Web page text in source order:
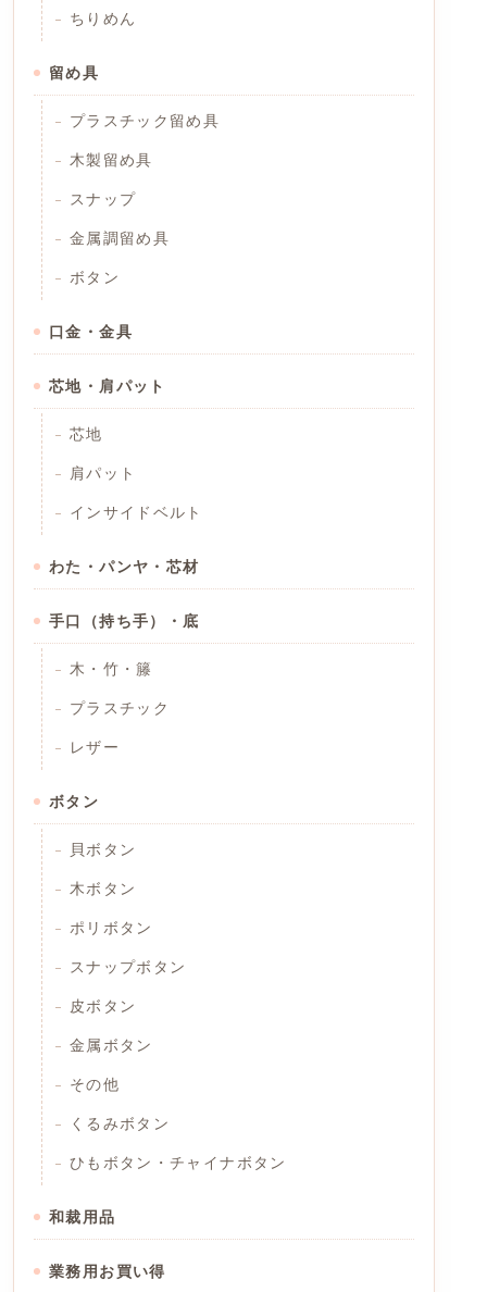
ちりめん
留め具
プラスチック留め具
木製留め具
スナップ
金属調留め具
ボタン
口金・金具
芯地・肩パット
芯地
肩パット
インサイドベルト
わた・パンヤ・芯材
手口（持ち手）・底
木・竹・籐
プラスチック
レザー
ボタン
貝ボタン
木ボタン
ポリボタン
スナップボタン
皮ボタン
金属ボタン
その他
くるみボタン
ひもボタン・チャイナボタン
和裁用品
業務用お買い得